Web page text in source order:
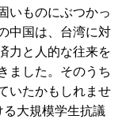
いものにぶつかっ
中国は、台湾に対
力と人的な往来を
ました。そのうち
いたかもしれませ
大規模学生抗議